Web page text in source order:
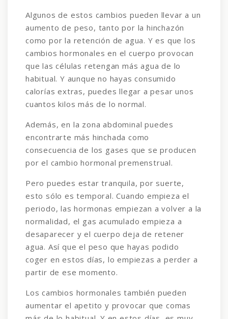
Algunos de estos cambios pueden llevar a un
aumento de peso, tanto por la hinchazón
como por la retención de agua. Y es que los
cambios hormonales en el cuerpo provocan
que las células retengan más agua de lo
habitual. Y aunque no hayas consumido
calorías extras, puedes llegar a pesar unos
cuantos kilos más de lo normal.
Además, en la zona abdominal puedes
encontrarte más hinchada como
consecuencia de los gases que se producen
por el cambio hormonal premenstrual.
Pero puedes estar tranquila, por suerte,
esto sólo es temporal. Cuando empieza el
periodo, las hormonas empiezan a volver a la
normalidad, el gas acumulado empieza a
desaparecer y el cuerpo deja de retener
agua. Así que el peso que hayas podido
coger en estos días, lo empiezas a perder a
partir de ese momento.
Los cambios hormonales también pueden
aumentar el apetito y provocar que comas